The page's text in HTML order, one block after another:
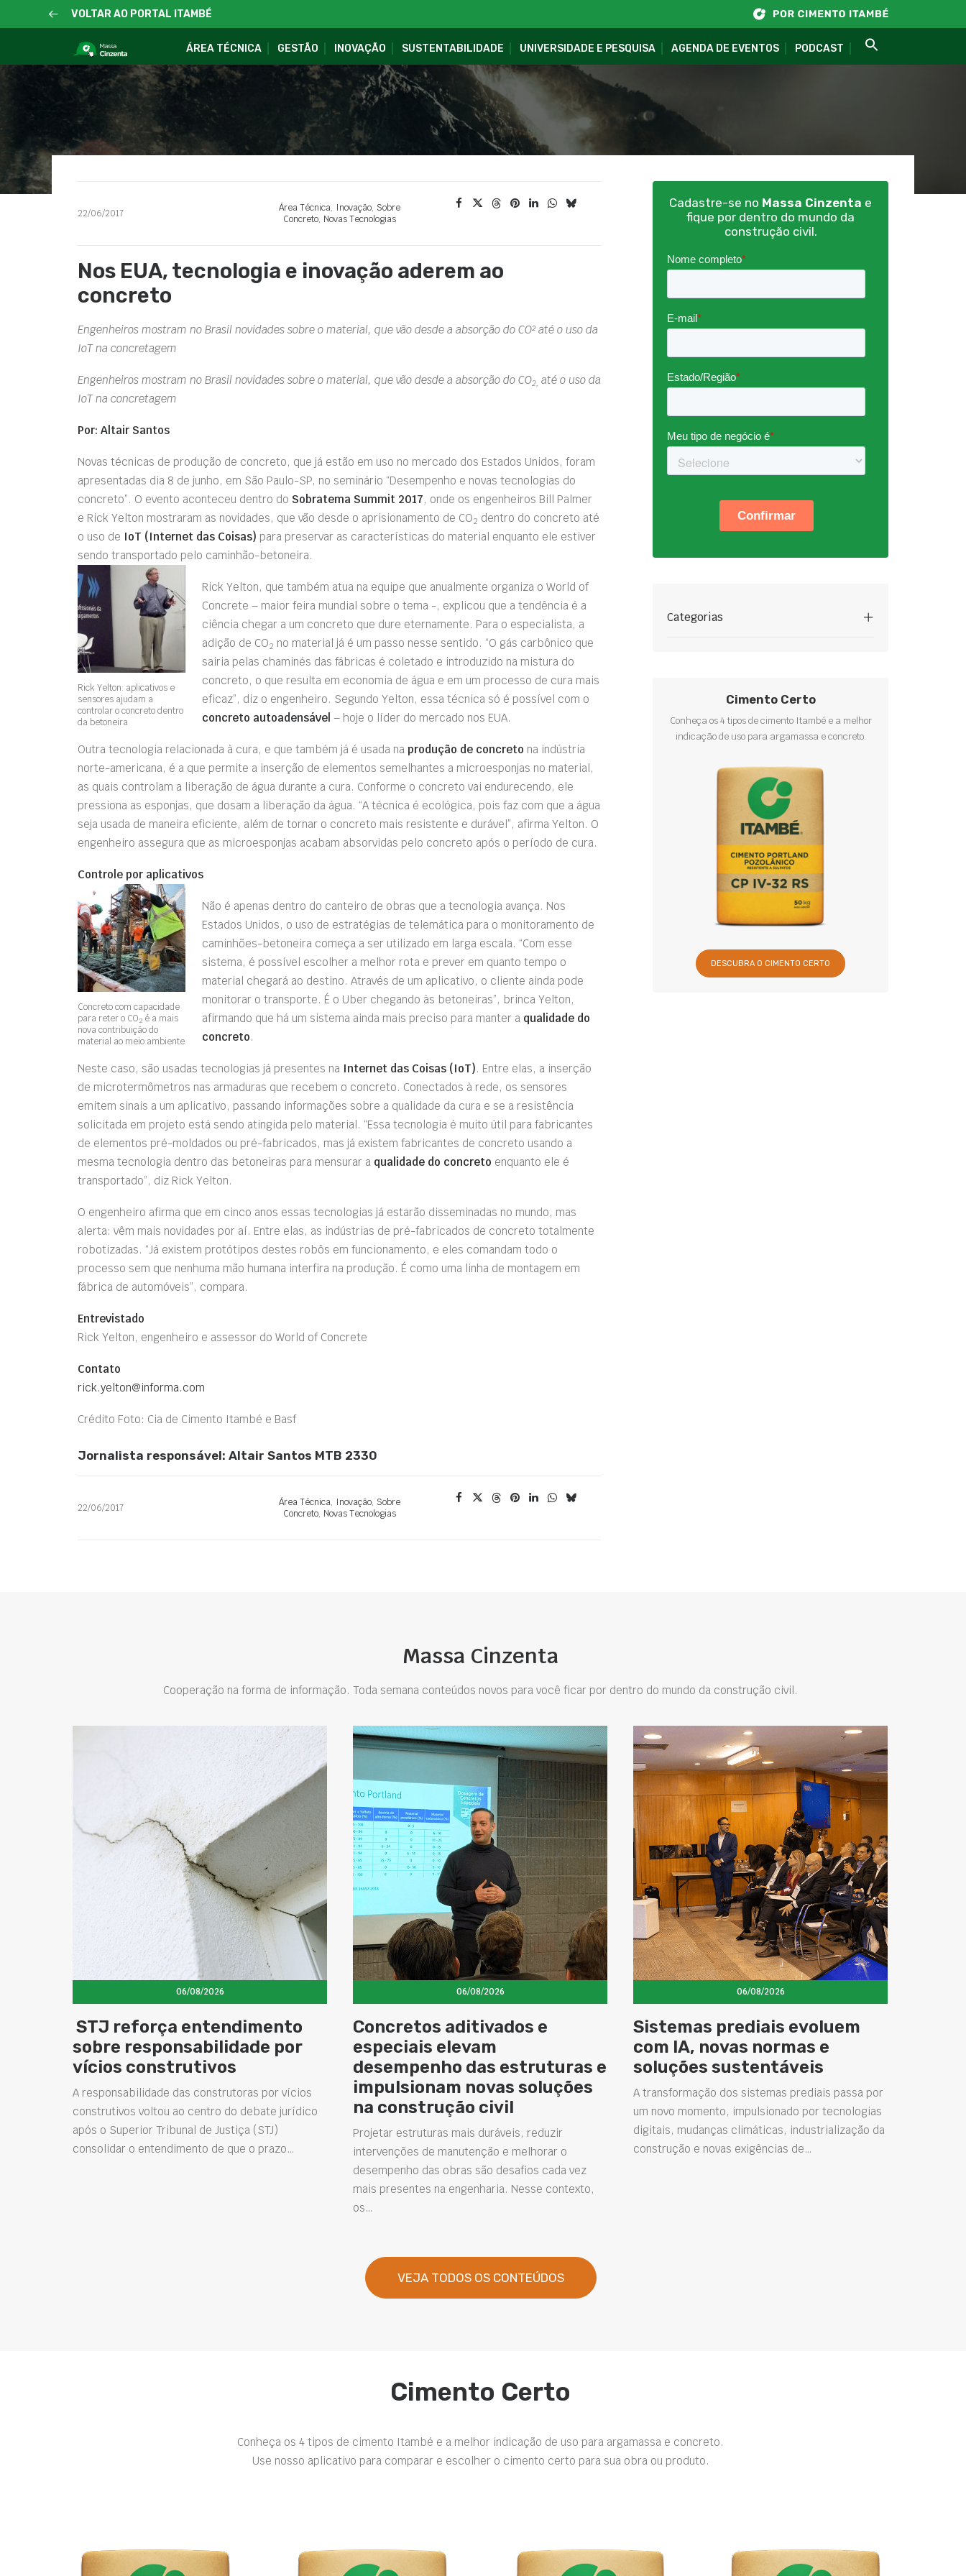
VOLTAR AO PORTAL ITAMBÉ
ÁREA TÉCNICA GESTÃO INOVAÇÃO SUSTENTABILIDADE UNIVERSIDADE E PESQUISA AGENDA DE EVENTOS PODCAST
22/06/2017 Área Técnica, Inovação, Sobre
Concreto, Novas Tecnologias
Nos EUA, tecnologia e inovação aderem ao
concreto
Engenheiros mostram no Brasil novidades sobre o material, que vão desde a absorção do CO² até o uso da
IoT na concretagem
Engenheiros mostram no Brasil novidades sobre o material, que vão desde a absorção do CO2, até o uso da
IoT na concretagem
Por: Altair Santos
Novas técnicas de produção de concreto, que já estão em uso no mercado dos Estados Unidos, foram
apresentadas dia 8 de junho, em São Paulo-SP, no seminário “Desempenho e novas tecnologias do
concreto”. O evento aconteceu dentro do Sobratema Summit 2017, onde os engenheiros Bill Palmer
e Rick Yelton mostraram as novidades, que vão desde o aprisionamento de CO2 dentro do concreto até
o uso de IoT (Internet das Coisas) para preservar as características do material enquanto ele estiver
sendo transportado pelo caminhão-betoneira.
Rick Yelton: aplicativos e
sensores ajudam a
controlar o concreto dentro
da betoneira
Rick Yelton, que também atua na equipe que anualmente organiza o World of
Concrete – maior feira mundial sobre o tema -, explicou que a tendência é a
ciência chegar a um concreto que dure eternamente. Para o especialista, a
adição de CO2 no material já é um passo nesse sentido. “O gás carbônico que
sairia pelas chaminés das fábricas é coletado e introduzido na mistura do
concreto, o que resulta em economia de água e em um processo de cura mais
eficaz”, diz o engenheiro. Segundo Yelton, essa técnica só é possível com o
concreto autoadensável – hoje o líder do mercado nos EUA.
Outra tecnologia relacionada à cura, e que também já é usada na produção de concreto na indústria
norte-americana, é a que permite a inserção de elementos semelhantes a microesponjas no material,
as quais controlam a liberação de água durante a cura. Conforme o concreto vai endurecendo, ele
pressiona as esponjas, que dosam a liberação da água. “A técnica é ecológica, pois faz com que a água
seja usada de maneira eficiente, além de tornar o concreto mais resistente e durável”, afirma Yelton. O
engenheiro assegura que as microesponjas acabam absorvidas pelo concreto após o período de cura.
Controle por aplicativos
Concreto com capacidade
para reter o CO2 é a mais
nova contribuição do
material ao meio ambiente
Não é apenas dentro do canteiro de obras que a tecnologia avança. Nos
Estados Unidos, o uso de estratégias de telemática para o monitoramento de
caminhões-betoneira começa a ser utilizado em larga escala. “Com esse
sistema, é possível escolher a melhor rota e prever em quanto tempo o
material chegará ao destino. Através de um aplicativo, o cliente ainda pode
monitorar o transporte. É o Uber chegando às betoneiras”, brinca Yelton,
afirmando que há um sistema ainda mais preciso para manter a qualidade do
concreto.
Neste caso, são usadas tecnologias já presentes na Internet das Coisas (IoT). Entre elas, a inserção
de microtermômetros nas armaduras que recebem o concreto. Conectados à rede, os sensores
emitem sinais a um aplicativo, passando informações sobre a qualidade da cura e se a resistência
solicitada em projeto está sendo atingida pelo material. “Essa tecnologia é muito útil para fabricantes
de elementos pré-moldados ou pré-fabricados, mas já existem fabricantes de concreto usando a
mesma tecnologia dentro das betoneiras para mensurar a qualidade do concreto enquanto ele é
transportado”, diz Rick Yelton.
O engenheiro afirma que em cinco anos essas tecnologias já estarão disseminadas no mundo, mas
alerta: vêm mais novidades por aí. Entre elas, as indústrias de pré-fabricados de concreto totalmente
robotizadas. “Já existem protótipos destes robôs em funcionamento, e eles comandam todo o
processo sem que nenhuma mão humana interfira na produção. É como uma linha de montagem em
fábrica de automóveis”, compara.
Entrevistado
Rick Yelton, engenheiro e assessor do World of Concrete
Contato
rick.yelton@informa.com
Crédito Foto: Cia de Cimento Itambé e Basf
Jornalista responsável: Altair Santos MTB 2330
22/06/2017 Área Técnica, Inovação, Sobre
Concreto, Novas Tecnologias
Cadastre-se no Massa Cinzenta e
fique por dentro do mundo da
construção civil.
Categorias
Cimento Certo
Conheça os 4 tipos de cimento Itambé e a melhor
indicação de uso para argamassa e concreto.
DESCUBRA O CIMENTO CERTO
Massa Cinzenta
Cooperação na forma de informação. Toda semana conteúdos novos para você ficar por dentro do mundo da construção civil.
06/08/2026
STJ reforça entendimento
sobre responsabilidade por
vícios construtivos
A responsabilidade das construtoras por vícios
construtivos voltou ao centro do debate jurídico
após o Superior Tribunal de Justiça (STJ)
consolidar o entendimento de que o prazo…
06/08/2026
Concretos aditivados e
especiais elevam
desempenho das estruturas e
impulsionam novas soluções
na construção civil
Projetar estruturas mais duráveis, reduzir
intervenções de manutenção e melhorar o
desempenho das obras são desafios cada vez
mais presentes na engenharia. Nesse contexto,
os…
06/08/2026
Sistemas prediais evoluem
com IA, novas normas e
soluções sustentáveis
A transformação dos sistemas prediais passa por
um novo momento, impulsionado por tecnologias
digitais, mudanças climáticas, industrialização da
construção e novas exigências de…
VEJA TODOS OS CONTEÚDOS
Cimento Certo
Conheça os 4 tipos de cimento Itambé e a melhor indicação de uso para argamassa e concreto.
Use nosso aplicativo para comparar e escolher o cimento certo para sua obra ou produto.